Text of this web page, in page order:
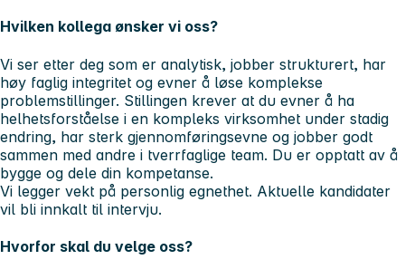
Hvilken kollega ønsker vi oss?
Vi ser etter deg som er analytisk, jobber strukturert, har
høy faglig integritet og evner å løse komplekse
problemstillinger. Stillingen krever at du evner å ha
helhetsforståelse i en kompleks virksomhet under stadig
endring, har sterk gjennomføringsevne og jobber godt
sammen med andre i tverrfaglige team. Du er opptatt av å
bygge og dele din kompetanse.
Vi legger vekt på personlig egnethet. Aktuelle kandidater
vil bli innkalt til intervju.
Hvorfor skal du velge oss?